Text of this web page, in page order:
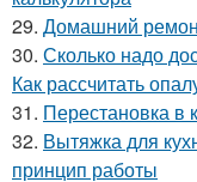
29. Домашний
30. Сколько надо
Как рассчитать
31. Перестановка в
32. Вытяжка для
принцип работы